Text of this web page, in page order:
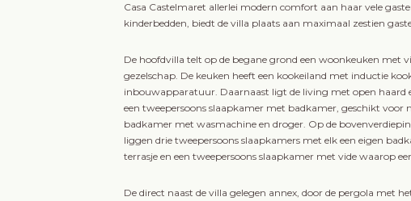
Casa Castelmaret allerlei modern comfort aan haar vele
kinderbedden, biedt de villa plaats aan maximaal zestien
De hoofdvilla telt op de begane grond een woonkeuken met
gezelschap. De keuken heeft een kookeiland met inductie
inbouwapparatuur. Daarnaast ligt de living met open haard
een tweepersoons slaapkamer met badkamer, geschikt
badkamer met wasmachine en droger. Op de
liggen drie tweepersoons slaapkamers met elk een eigen
terrasje en een tweepersoons slaapkamer met vide waarop
De direct naast de villa gelegen annex, door de pergola met